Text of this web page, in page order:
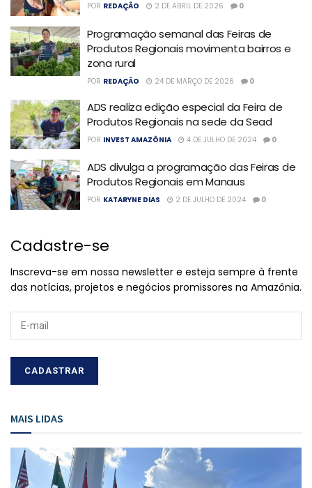
POR REDAÇÃO 2 DE ABRIL DE 2026 0
Programação semanal das Feiras de
Produtos Regionais movimenta bairros e
zona rural
POR REDAÇÃO 24 DE MARÇO DE 2026 0
ADS realiza edição especial da Feira de
Produtos Regionais na sede da Sead
POR INVEST AMAZÔNIA 4 DE JULHO DE 2024 0
ADS divulga a programação das Feiras de
Produtos Regionais em Manaus
POR KATARYNE DIAS 2 DE JULHO DE 2024 0
Cadastre-se
Inscreva-se em nossa newsletter e esteja sempre à frente
das notícias, projetos e negócios promissores na Amazônia.
MAIS LIDAS